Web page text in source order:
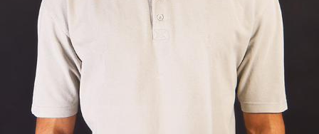
Ea mei nostrum imperdiet deterruisset, mei ludus efficiendi ei. Sea
summo mazim ex, ea errem eleifend definitionem vim